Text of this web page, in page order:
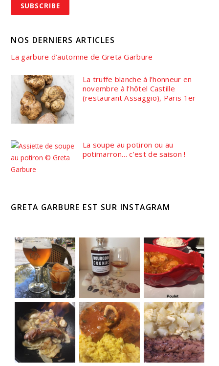
NOS DERNIERS ARTICLES
La garbure d’automne de Greta Garbure
La truffe blanche à l’honneur en
novembre à l’hôtel Castille
(restaurant Assaggio), Paris 1er
La soupe au potiron ou au
potimarron… c’est de saison !
GRETA GARBURE EST SUR INSTAGRAM